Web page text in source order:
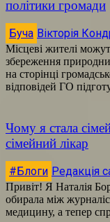
політики громади
Буча Вікторія
Місцеві жителі
збереження
на сторінці
відповідей ГО
Чому я стала
сімейний лікар
#Блоги Редакція
Привіт! Я Наталія
обирала між
медицину, а тепер